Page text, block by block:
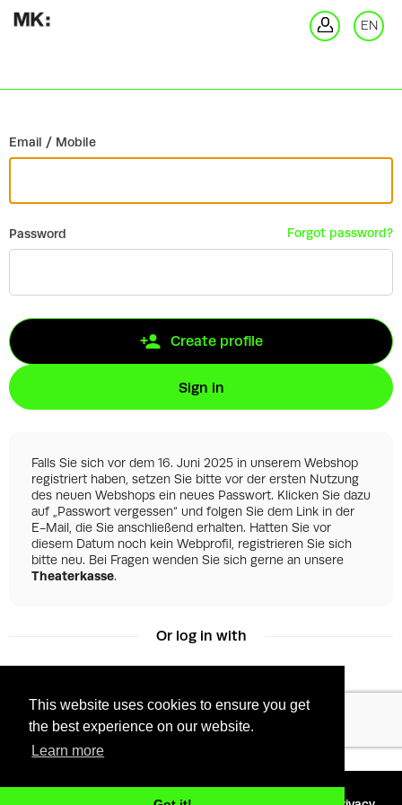
This website uses cookies to ensure you get
the best experience on our website.
Learn more
EN
Email / Mobile
Password Forgot password?
Create profile
Sign in
Falls Sie sich vor dem 16. Juni 2025 in unserem Webshop
registriert haben, setzen Sie bitte vor der ersten Nutzung
des neuen Webshops ein neues Passwort. Klicken Sie dazu
auf „Passwort vergessen“ und folgen Sie dem Link in der
E-Mail, die Sie anschließend erhalten. Hatten Sie vor
diesem Datum noch kein Webprofil, registrieren Sie sich
bitte neu. Bei Fragen wenden Sie sich gerne an unsere
Theaterkasse.
Or log in with
Facebook